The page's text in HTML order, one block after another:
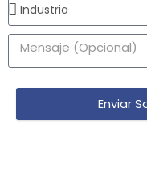
Enviar